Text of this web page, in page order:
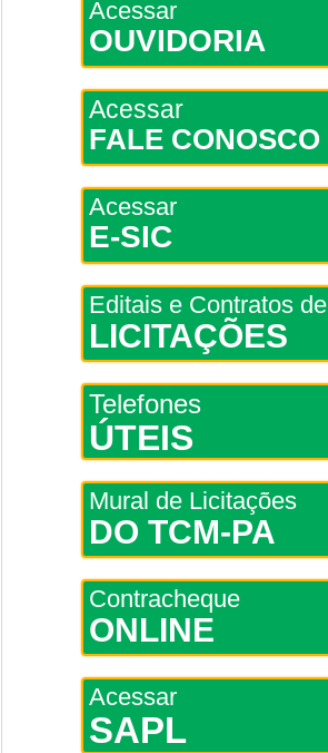
Acessar
OUVIDORIA
Acessar
FALE CONOSCO
Acessar
E-SIC
Editais e Contratos de
LICITAÇÕES
Telefones
ÚTEIS
Mural de Licitações
DO TCM-PA
Contracheque
ONLINE
Acessar
SAPL